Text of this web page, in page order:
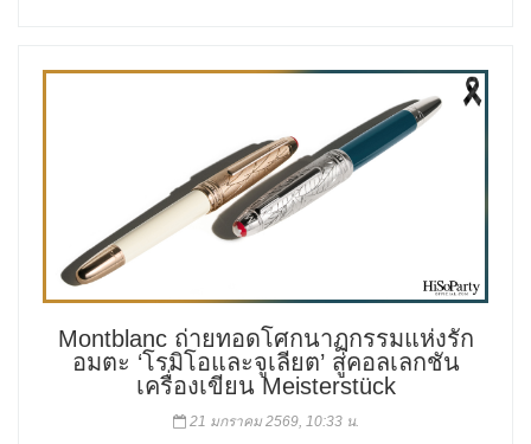
Montblanc ถ่ายทอดโศกนาฏกรรมแห่งรัก
อมตะ ‘โรมิโอและจูเลียต’ สู่คอลเลกชัน
เครื่องเขียน Meisterstück
21 มกราคม 2569, 10:33 น.